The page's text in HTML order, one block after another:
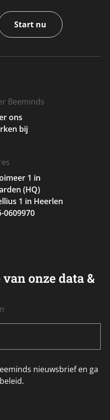
Start nu
Beeminds
ons
bij
1 in
(HQ)
1 in Heerlen
0609970
onze data &
nieuwsbrief en ga